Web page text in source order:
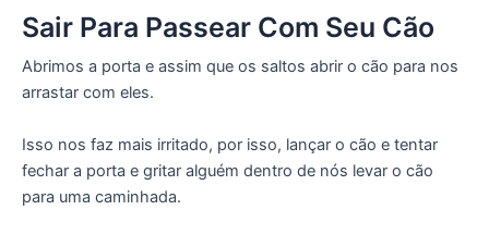
Sair Para Passear Com Seu Cão
Abrimos a porta e assim que os saltos abrir o cão para nos
arrastar com eles.
Isso nos faz mais irritado, por isso, lançar o cão e tentar
fechar a porta e gritar alguém dentro de nós levar o cão
para uma caminhada.